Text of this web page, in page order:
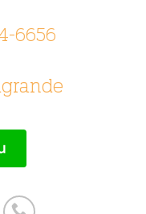
6656